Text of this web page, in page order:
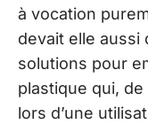
à vocation
devait elle aussi
solutions pour
plastique qui, de
lors d’une